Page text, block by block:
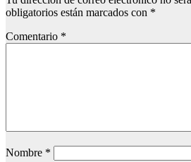
obligatorios están marcados con *
Comentario *
Nombre *